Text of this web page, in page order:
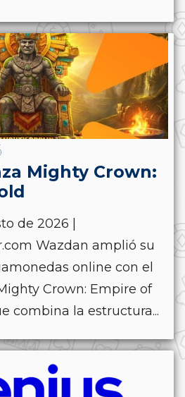
Mighty Crown:
de 2026 |
Wazdan amplió su
online con el
Crown: Empire of
combina la estructura...